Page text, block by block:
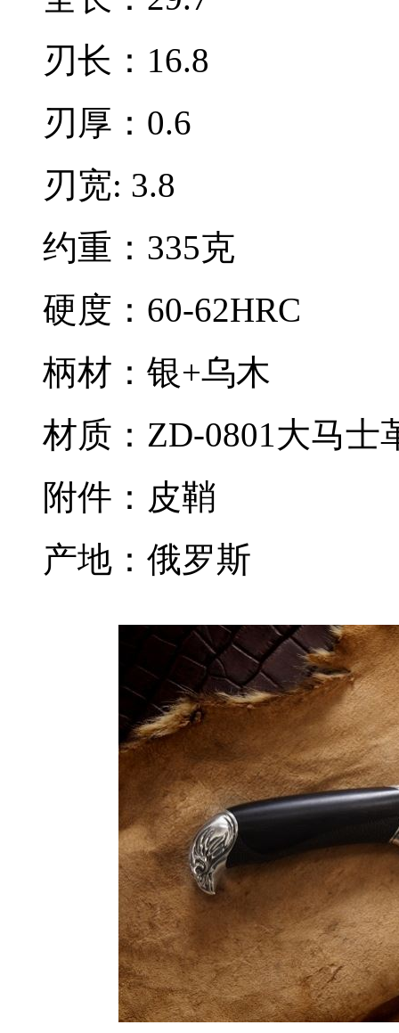
刃长：16.8
刃厚：0.6
刃宽: 3.8
约重：335克
硬度：60-62HRC
柄材：银+乌木
材质：ZD-0801大马士
附件：皮鞘
产地：俄罗斯